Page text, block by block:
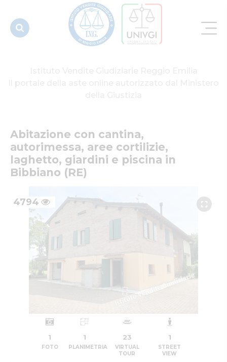
giardini e
pi...
Abitazione con cantina,
autorimessa, aree cortilizie,
laghetto, giardini e piscina in
Bibbiano (RE)
4794
1
FOTO
1
PLANIMETRIA
23
VIRTUAL
TOUR
1
STREET
VIEW